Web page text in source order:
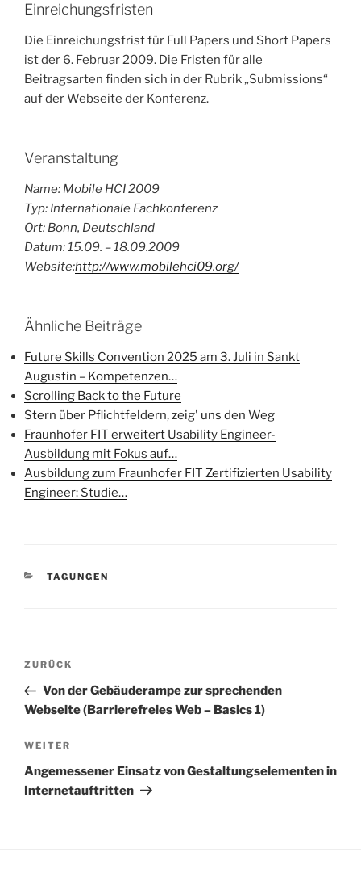
Einreichungsfristen
Die Einreichungsfrist für Full Papers und Short Papers
ist der 6. Februar 2009. Die Fristen für alle
Beitragsarten finden sich in der Rubrik „Submissions“
auf der Webseite der Konferenz.
Veranstaltung
Name: Mobile HCI 2009
Typ: Internationale Fachkonferenz
Ort: Bonn, Deutschland
Datum: 15.09. – 18.09.2009
Website:http://www.mobilehci09.org/
Ähnliche Beiträge
Future Skills Convention 2025 am 3. Juli in Sankt
Augustin – Kompetenzen…
Scrolling Back to the Future
Stern über Pflichtfeldern, zeig' uns den Weg
Fraunhofer FIT erweitert Usability Engineer-
Ausbildung mit Fokus auf…
Ausbildung zum Fraunhofer FIT Zertifizierten Usability
Engineer: Studie…
KATEGORIEN
TAGUNGEN
Beitragsnavigation
Vorheriger
Beitrag
ZURÜCK
Von der Gebäuderampe zur sprechenden
Webseite (Barrierefreies Web – Basics 1)
Nächster
Beitrag
WEITER
Angemessener Einsatz von Gestaltungselementen in
Internetauftritten